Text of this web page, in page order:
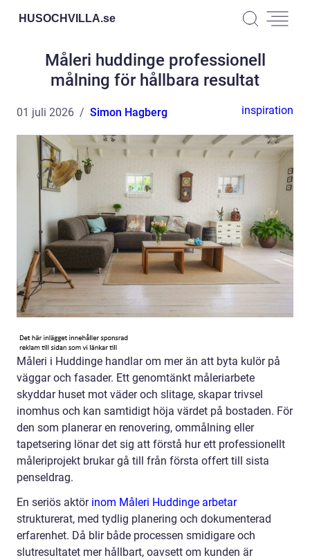
HUSOCHVILLA.se
Måleri huddinge professionell
målning för hållbara resultat
01 juli 2026 Simon Hagberg inspiration
Måleri i Huddinge handlar om mer än att byta kulör på
väggar och fasader. Ett genomtänkt måleriarbete
skyddar huset mot väder och slitage, skapar trivsel
inomhus och kan samtidigt höja värdet på bostaden. För
den som planerar en renovering, ommålning eller
tapetsering lönar det sig att förstå hur ett professionellt
måleriprojekt brukar gå till från första offert till sista
penseldrag.
En seriös aktör inom Måleri Huddinge arbetar
strukturerat, med tydlig planering och dokumenterad
erfarenhet. Då blir både processen smidigare och
slutresultatet mer hållbart, oavsett om kunden är